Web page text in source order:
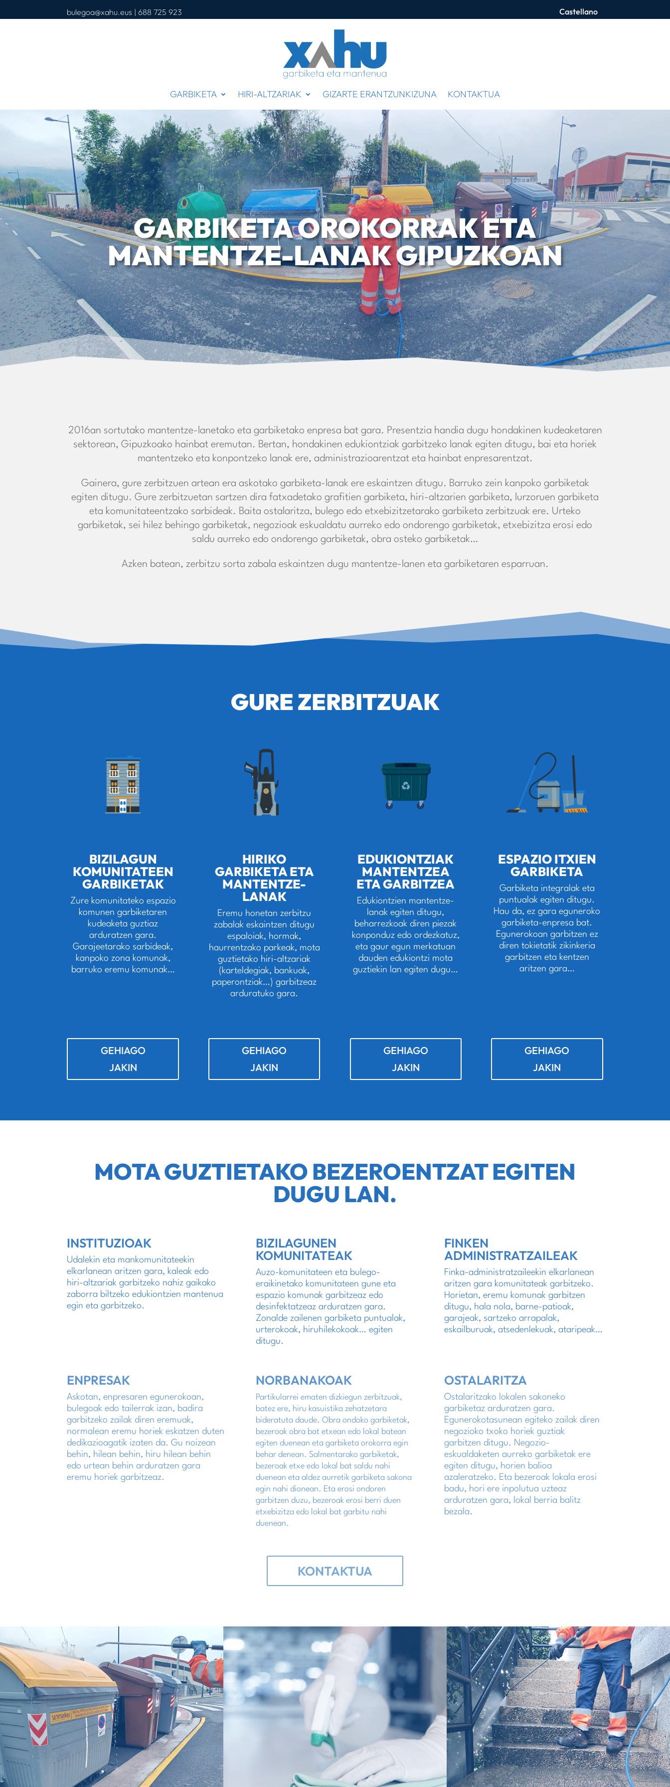
bulegoa@xahu.eus | 688 725 923 Castellano
GARBIKETA HIRI-ALTZARIAK GIZARTE ERANTZUNKIZUNA KONTAKTUA
GARBIKETA OROKORRAK ETA
MANTENTZE-LANAK GIPUZKOAN
2016an sortutako mantentze-lanetako eta garbiketako enpresa bat gara. Presentzia handia dugu hondakinen kudeaketaren
sektorean, Gipuzkoako hainbat eremutan. Bertan, hondakinen edukiontziak garbitzeko lanak egiten ditugu, bai eta horiek
mantentzeko eta konpontzeko lanak ere, administrazioarentzat eta hainbat enpresarentzat.
Gainera, gure zerbitzuen artean era askotako garbiketa-lanak ere eskaintzen ditugu. Barruko zein kanpoko garbiketak
egiten ditugu. Gure zerbitzuetan sartzen dira fatxadetako grafitien garbiketa, hiri-altzarien garbiketa, lurzoruen garbiketa
eta komunitateentzako sarbideak. Baita ostalaritza, bulego edo etxebizitzetarako garbiketa zerbitzuak ere. Urteko
garbiketak, sei hilez behingo garbiketak, negozioak eskualdatu aurreko edo ondorengo garbiketak, etxebizitza erosi edo
saldu aurreko edo ondorengo garbiketak, obra osteko garbiketak…
Azken batean, zerbitzu sorta zabala eskaintzen dugu mantentze-lanen eta garbiketaren esparruan.
GURE ZERBITZUAK
BIZILAGUN
KOMUNITATEEN
GARBIKETAK
Zure komunitateko espazio
komunen garbiketaren
kudeaketa guztiaz
arduratzen gara.
Garajeetarako sarbideak,
kanpoko zona komunak,
barruko eremu komunak…
HIRIKO
GARBIKETA ETA
MANTENTZE-
LANAK
Eremu honetan zerbitzu
zabalak eskaintzen ditugu
espaloiak, hormak,
haurrentzako parkeak, mota
guztietako hiri-altzariak
(karteldegiak, bankuak,
paperontziak…) garbitzeaz
arduratuko gara.
EDUKIONTZIAK
MANTENTZEA
ETA GARBITZEA
Edukiontzien mantentze-
lanak egiten ditugu,
beharrezkoak diren piezak
konponduz edo ordezkatuz,
eta gaur egun merkatuan
dauden edukiontzi mota
guztiekin lan egiten dugu…
ESPAZIO ITXIEN
GARBIKETA
Garbiketa integralak eta
puntualak egiten ditugu.
Hau da, ez gara eguneroko
garbiketa-enpresa bat.
Egunerokoan garbitzen ez
diren tokietatik zikinkeria
garbitzen eta kentzen
aritzen gara…
GEHIAGO
JAKIN
GEHIAGO
JAKIN
GEHIAGO
JAKIN
GEHIAGO
JAKIN
MOTA GUZTIETAKO BEZEROENTZAT EGITEN
DUGU LAN.
INSTITUZIOAK
Udalekin eta mankomunitateekin
elkarlanean aritzen gara, kaleak edo
hiri-altzariak garbitzeko nahiz gaikako
zaborra biltzeko edukiontzien mantenua
egin eta garbitzeko.
BIZILAGUNEN
KOMUNITATEAK
Auzo-komunitateen eta bulego-
eraikinetako komunitateen gune eta
espazio komunak garbitzeaz edo
desinfektatzeaz arduratzen gara.
Zonalde zailenen garbiketa puntualak,
urterokoak, hiruhilekokoak… egiten
ditugu.
FINKEN
ADMINISTRATZAILEAK
Finka-administratzaileekin elkarlanean
aritzen gara komunitateak garbitzeko.
Horietan, eremu komunak garbitzen
ditugu, hala nola, barne-patioak,
garajeak, sartzeko arrapalak,
eskailburuak, atsedenlekuak, ataripeak…
ENPRESAK
Askotan, enpresaren egunerokoan,
bulegoak edo tailerrak izan, badira
garbitzeko zailak diren eremuak,
normalean eremu horiek eskatzen duten
dedikazioagatik izaten da. Gu noizean
behin, hilean behin, hiru hilean behin
edo urtean behin arduratzen gara
eremu horiek garbitzeaz.
NORBANAKOAK
Partikularrei ematen dizkiegun zerbitzuak,
batez ere, hiru kasuistika zehatzetara
bideratuta daude. Obra ondoko garbiketak,
bezeroak obra bat etxean edo lokal batean
egiten duenean eta garbiketa orokorra egin
behar denean. Salmentarako garbiketak,
bezeroak etxe edo lokal bat saldu nahi
duenean eta aldez aurretik garbiketa sakona
egin nahi dionean. Eta erosi ondoren
garbitzen duzu, bezeroak erosi berri duen
etxebizitza edo lokal bat garbitu nahi
duenean.
OSTALARITZA
Ostalaritzako lokalen sakoneko
garbiketaz arduratzen gara.
Egunerokotasunean egiteko zailak diren
negozioko txoko horiek guztiak
garbitzen ditugu. Negozio-
eskualdaketen aurreko garbiketak ere
egiten ditugu, horien balioa
azaleratzeko. Eta bezeroak lokala erosi
badu, hori ere inpolutua uzteaz
arduratzen gara, lokal berria balitz
bezala.
KONTAKTUA